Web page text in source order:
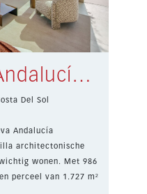
Villa Nueva Andalucía € 11.750.000,-
Del Sol
Andalucía
architectonische
wonen. Met 986
perceel van 1.727 m²